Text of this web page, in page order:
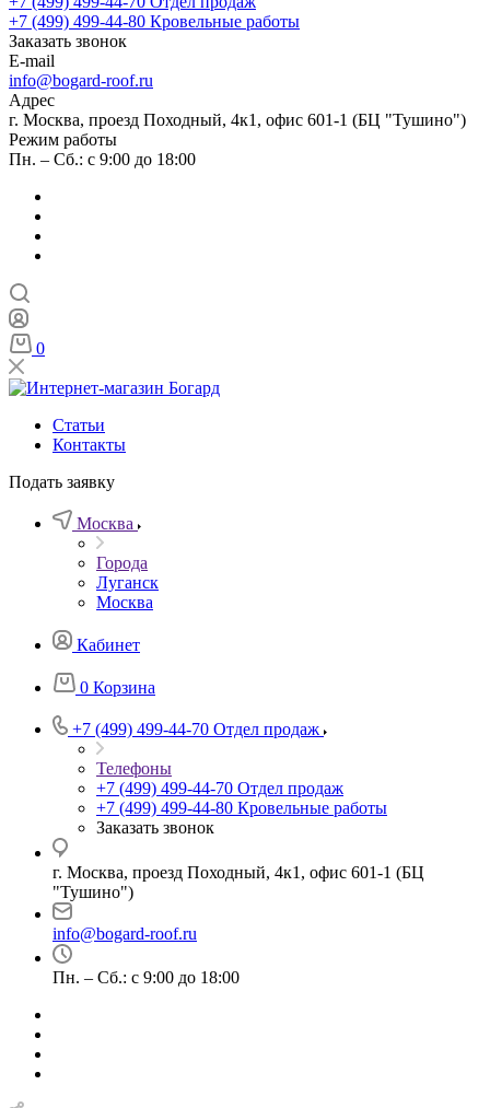
+7 (499) 499-44-80 Кровельные работы
Заказать звонок
E-mail
info@bogard-roof.ru
Адрес
г. Москва, проезд Походный, 4к1, офис 601-1 (БЦ "Тушино")
Режим работы
Пн. – Сб.: с 9:00 до 18:00
0
Статьи
Контакты
Подать заявку
Москва
Города
Луганск
Москва
Кабинет
0 Корзина
+7 (499) 499-44-70 Отдел продаж
Телефоны
+7 (499) 499-44-70 Отдел продаж
+7 (499) 499-44-80 Кровельные работы
Заказать звонок
г. Москва, проезд Походный, 4к1, офис 601-1 (БЦ
"Тушино")
info@bogard-roof.ru
Пн. – Сб.: с 9:00 до 18:00